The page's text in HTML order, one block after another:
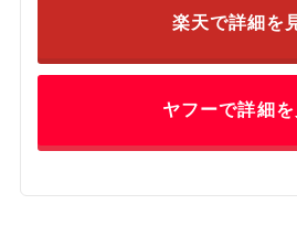
楽天で詳細を
ヤフーで詳細